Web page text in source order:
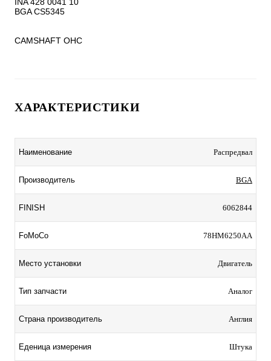
BGA CS5345
CAMSHAFT OHC
ХАРАКТЕРИСТИКИ
Наименование Распредвал
Производитель BGA
FINISH 6062844
FoMoCo 78HM6250AA
Место установки Двигатель
Тип запчасти Аналог
Страна производитель Англия
Еденица измерения Штука